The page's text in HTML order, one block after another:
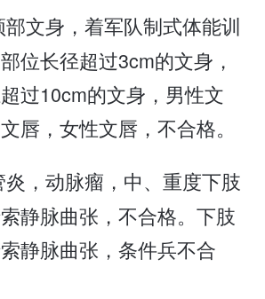
部文身，着军队制式体能训
位长径超过3cm的文身，
过10cm的文身，男性文
唇，女性文唇，不合格。
炎，动脉瘤，中、重度下肢
静脉曲张，不合格。下肢
静脉曲张，条件兵不合